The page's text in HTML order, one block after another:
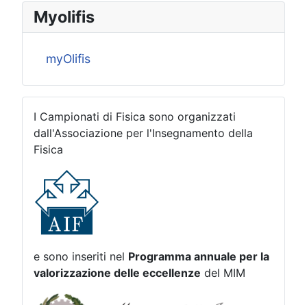
Myolifis
myOlifis
I Campionati di Fisica sono organizzati
dall'Associazione per l'Insegnamento della
Fisica
e sono inseriti nel Programma annuale per la
valorizzazione delle eccellenze del MIM